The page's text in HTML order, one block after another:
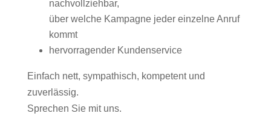
nachvollziehbar,
über welche Kampagne jeder einzelne Anruf
kommt
hervorragender Kundenservice
Einfach nett, sympathisch, kompetent und
zuverlässig.
Sprechen Sie mit uns.